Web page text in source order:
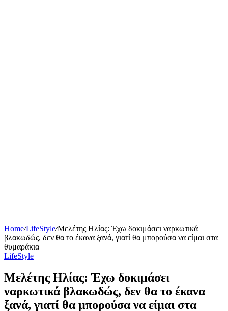
Home/LifeStyle/Μελέτης Ηλίας: Έχω δοκιμάσει ναρκωτικά
βλακωδώς, δεν θα το έκανα ξανά, γιατί θα μπορούσα να είμαι στα
θυμαράκια
LifeStyle
Μελέτης Ηλίας: Έχω δοκιμάσει
ναρκωτικά βλακωδώς, δεν θα το έκανα
ξανά, γιατί θα μπορούσα να είμαι στα